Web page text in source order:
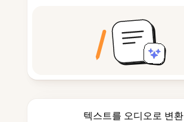
텍스트를 오디오로 변환